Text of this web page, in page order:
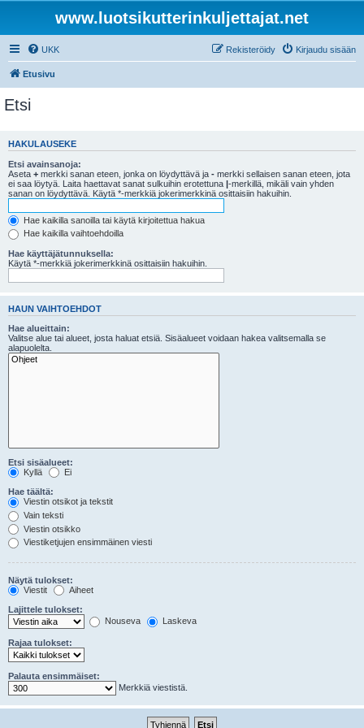
www.luotsikutterinkuljettajat.net
UKK Kirjaudu sisään
Rekisteröidy
Etusivu
Etsi
HAKULAUSEKE
Etsi avainsanoja:
Aseta + merkki sanan eteen, jonka on löydyttävä ja - merkki sellaisen sanan eteen, jota
ei saa löytyä. Laita haettavat sanat sulkuihin erotettuna |-merkillä, mikäli vain yhden
sanan on löydyttävä. Käytä *-merkkiä jokerimerkkinä osittaisiin hakuihin.
Hae kaikilla sanoilla tai käytä kirjoitettua hakua
Hae kaikilla vaihtoehdoilla
Hae käyttäjätunnuksella:
Käytä *-merkkiä jokerimerkkinä osittaisiin hakuihin.
HAUN VAIHTOEHDOT
Hae alueittain:
Valitse alue tai alueet, josta haluat etsiä. Sisäalueet voidaan hakea valitsemalla se
alapuolelta.
Etsi sisäalueet:
Kyllä
Ei
Hae täältä:
Viestin otsikot ja tekstit
Vain teksti
Viestin otsikko
Viestiketjujen ensimmäinen viesti
Näytä tulokset:
Viestit
Aiheet
Lajittele tulokset:
Nouseva
Laskeva
Rajaa tulokset:
Palauta ensimmäiset:
Merkkiä viestistä.